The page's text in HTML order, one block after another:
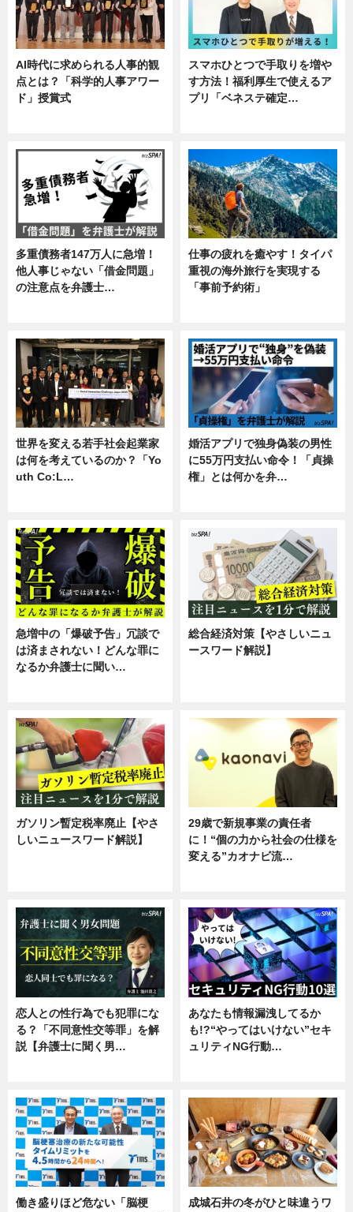
AI時代に求められる人事的観
点とは？「科学的人事アワー
ド」授賞式
スマホひとつで手取りを増や
す方法！福利厚生で使えるア
プリ「ベネステ確定…
多重債務者147万人に急増！
他人事じゃない「借金問題」
の注意点を弁護士…
仕事の疲れを癒やす！タイパ
重視の海外旅行を実現する
「事前予約術」
世界を変える若手社会起業家
は何を考えているのか？「Yo
uth Co:L…
婚活アプリで独身偽装の男性
に55万円支払い命令！「貞操
権」とは何かを弁…
急増中の「爆破予告」冗談で
は済まされない！どんな罪に
なるか弁護士に聞い…
総合経済対策【やさしいニュ
ースワード解説】
ガソリン暫定税率廃止【やさ
しいニュースワード解説】
29歳で新規事業の責任者
に！“個の力から社会の仕様を
変える”カオナビ流…
恋人との性行為でも犯罪にな
る？「不同意性交等罪」を解
説【弁護士に聞く男…
あなたも情報漏洩してるか
も!?“やってはいけない”セキ
ュリティNG行動…
働き盛りほど危ない「脳梗
成城石井の冬がひと味違うワ